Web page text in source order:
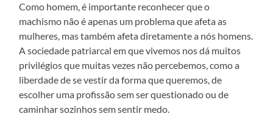
Como homem, é importante reconhecer que o
machismo não é apenas um problema que afeta as
mulheres, mas também afeta diretamente a nós homens.
A sociedade patriarcal em que vivemos nos dá muitos
privilégios que muitas vezes não percebemos, como a
liberdade de se vestir da forma que queremos, de
escolher uma profissão sem ser questionado ou de
caminhar sozinhos sem sentir medo.